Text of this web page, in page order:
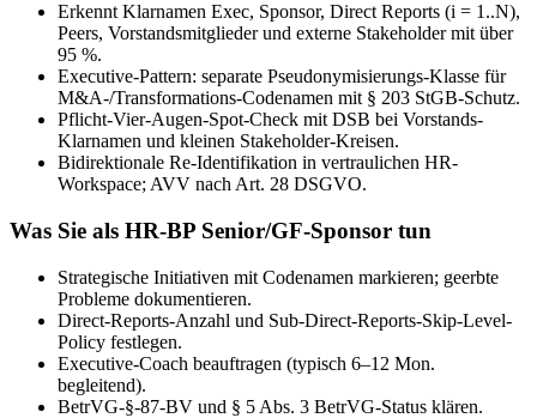
Erkennt Klarnamen Exec, Sponsor, Direct Reports (i = 1..N),
Peers, Vorstandsmitglieder und externe Stakeholder mit über
95 %.
Executive-Pattern: separate Pseudonymisierungs-Klasse für
M&A-/Transformations-Codenamen mit § 203 StGB-Schutz.
Pflicht-Vier-Augen-Spot-Check mit DSB bei Vorstands-
Klarnamen und kleinen Stakeholder-Kreisen.
Bidirektionale Re-Identifikation in vertraulichen HR-
Workspace; AVV nach Art. 28 DSGVO.
Was Sie als HR-BP Senior/GF-Sponsor tun
Strategische Initiativen mit Codenamen markieren; geerbte
Probleme dokumentieren.
Direct-Reports-Anzahl und Sub-Direct-Reports-Skip-Level-
Policy festlegen.
Executive-Coach beauftragen (typisch 6–12 Mon.
begleitend).
BetrVG-§-87-BV und § 5 Abs. 3 BetrVG-Status klären.